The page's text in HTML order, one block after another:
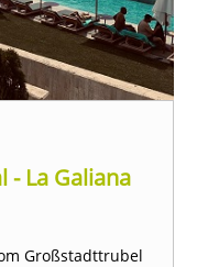
- La Galiana
Großstadttrubel